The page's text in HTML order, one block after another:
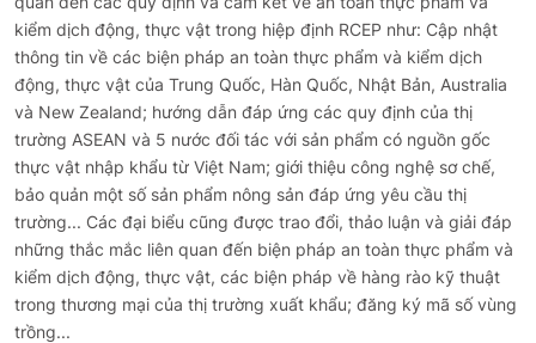
kiểm dịch động, thực vật trong hiệp định RCEP như: Cập nhật
thông tin về các biện pháp an toàn thực phẩm và kiểm dịch
động, thực vật của Trung Quốc, Hàn Quốc, Nhật Bản, Australia
và New Zealand; hướng dẫn đáp ứng các quy định của thị
trường ASEAN và 5 nước đối tác với sản phẩm có nguồn gốc
thực vật nhập khẩu từ Việt Nam; giới thiệu công nghệ sơ chế,
bảo quản một số sản phẩm nông sản đáp ứng yêu cầu thị
trường... Các đại biểu cũng được trao đổi, thảo luận và giải đáp
những thắc mắc liên quan đến biện pháp an toàn thực phẩm và
kiểm dịch động, thực vật, các biện pháp về hàng rào kỹ thuật
trong thương mại của thị trường xuất khẩu; đăng ký mã số vùng
trồng...